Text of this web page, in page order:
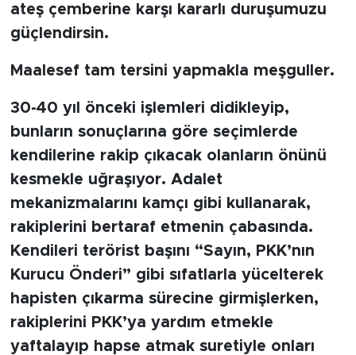
ateş çemberine karşı kararlı duruşumuzu
güçlendirsin.
Maalesef tam tersini yapmakla meşguller.
30-40 yıl önceki işlemleri didikleyip,
bunların sonuçlarına göre seçimlerde
kendilerine rakip çıkacak olanların önünü
kesmekle uğraşıyor. Adalet
mekanizmalarını kamçı gibi kullanarak,
rakiplerini bertaraf etmenin çabasında.
Kendileri terörist başını “Sayın, PKK’nın
Kurucu Önderi” gibi sıfatlarla yücelterek
hapisten çıkarma sürecine girmişlerken,
rakiplerini PKK’ya yardım etmekle
yaftalayıp hapse atmak suretiyle onları